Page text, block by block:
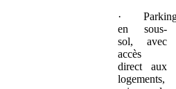
·
en sous-
sol, avec
accès
direct aux
logements,